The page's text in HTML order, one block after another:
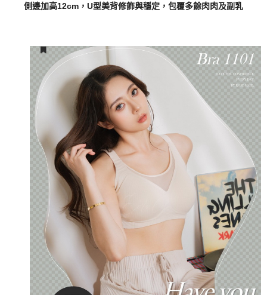
側邊加高12cm，U型美背修飾與穩定，包覆多餘肉肉及副乳